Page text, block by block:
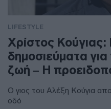
LIFESTYLE
Χρίστος
δημοσιεύματα
ζωή – Η
Ο γιος του Αλέξη Κούγια
οδό